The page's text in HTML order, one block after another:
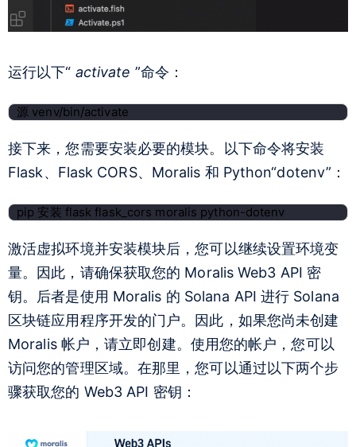
运行以下“ activate ”命令：
源 venv/bin/activate
接下来，您需要安装必要的模块。以下命令将安装
Flask、Flask CORS、Moralis 和 Python“dotenv”：
pip 安装 flask flask_cors moralis python-dotenv
激活虚拟环境并安装模块后，您可以继续设置环境变
量。因此，请确保获取您的 Moralis Web3 API 密
钥。后者是使用 Moralis 的 Solana API 进行 Solana
区块链应用程序开发的门户。因此，如果您尚未创建
Moralis 帐户，请立即创建。使用您的帐户，您可以
访问您的管理区域。在那里，您可以通过以下两个步
骤获取您的 Web3 API 密钥：